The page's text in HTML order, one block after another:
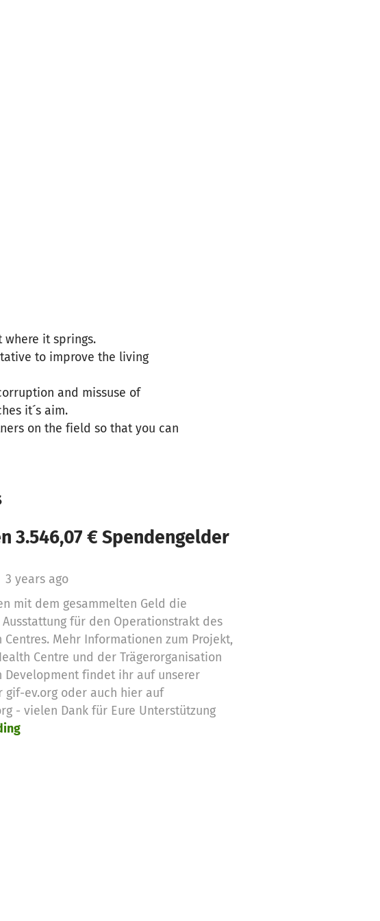
where it springs.
to improve the living
and missuse of
it´s aim.
on the field so that you can
3.546,07 € Spendengelder
3 years ago
mit dem gesammelten Geld die
für den Operationstrakt des
Centres. Mehr Informationen zum Projekt,
Centre und der Trägerorganisation
Development findet ihr auf unserer
gif-ev.org oder auch hier auf
- vielen Dank für Eure Unterstützung